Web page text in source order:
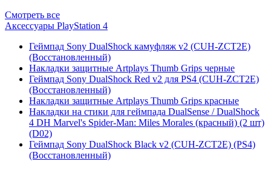
Смотреть все
Аксессуары PlayStation 4
Геймпад Sony DualShock камуфляж v2 (CUH-ZCT2E)
(Восстановленный)
Накладки защитные Artplays Thumb Grips черные
Геймпад Sony DualShock Red v2 для PS4 (CUH-ZCT2E)
(Восстановленный)
Накладки защитные Artplays Thumb Grips красные
Накладки на стики для геймпада DualSense / DualShock
4 DH Marvel's Spider-Man: Miles Morales (красный) (2 шт)
(D02)
Геймпад Sony DualShock Black v2 (CUH-ZCT2E) (PS4)
(Восстановленный)